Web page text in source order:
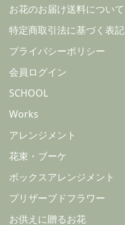
お花のお届け送料について
特定商取引法に基づく表記
プライバシーポリシー
会員ログイン
SCHOOL
Works
アレンジメント
花束・ブーケ
ボックスアレンジメント
プリザーブドフラワー
お供えに贈るお花